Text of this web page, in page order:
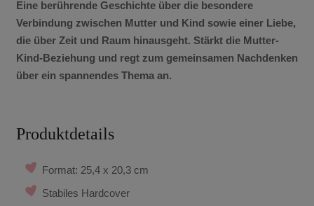
Eine berührende Geschichte über die besondere
Verbindung zwischen Mutter und Kind sowie einer Liebe,
die über Zeit und Raum hinausgeht. Stärkt die Mutter-
Kind-Beziehung und regt zum gemeinsamen Nachdenken
über ein spannendes Thema an.
Produktdetails
Format: 25,4 x 20,3 cm
Stabiles Hardcover